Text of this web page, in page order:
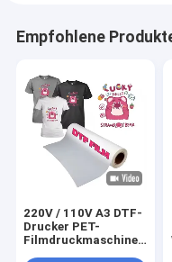
Empfohlene
220V / 110V A3 DTF-
Drucker PET-
Filmdruckmaschine